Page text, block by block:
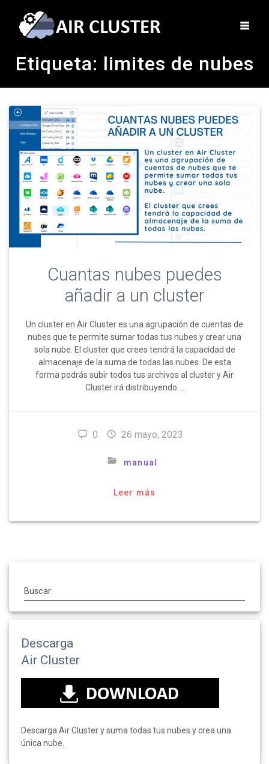
Etiqueta: limites de nubes
Cuantas nubes puedes
añadir a un cluster
Un cluster en Air Cluster es una agrupación de cuentas de
nubes que te permite sumar todas tus nubes y crear una
sola nube. El cluster que crees tendrá la capacidad de
almacenaje de la suma de todas las nubes. De esta
forma podrás subir todos tus archivos al cluster y Air
Cluster irá distribuyendo …
0 26 mayo, 2023
manual
Leer más
Buscar:
Descarga
Air Cluster
Descarga Air Cluster y suma todas tus nubes y crea una
única nube.